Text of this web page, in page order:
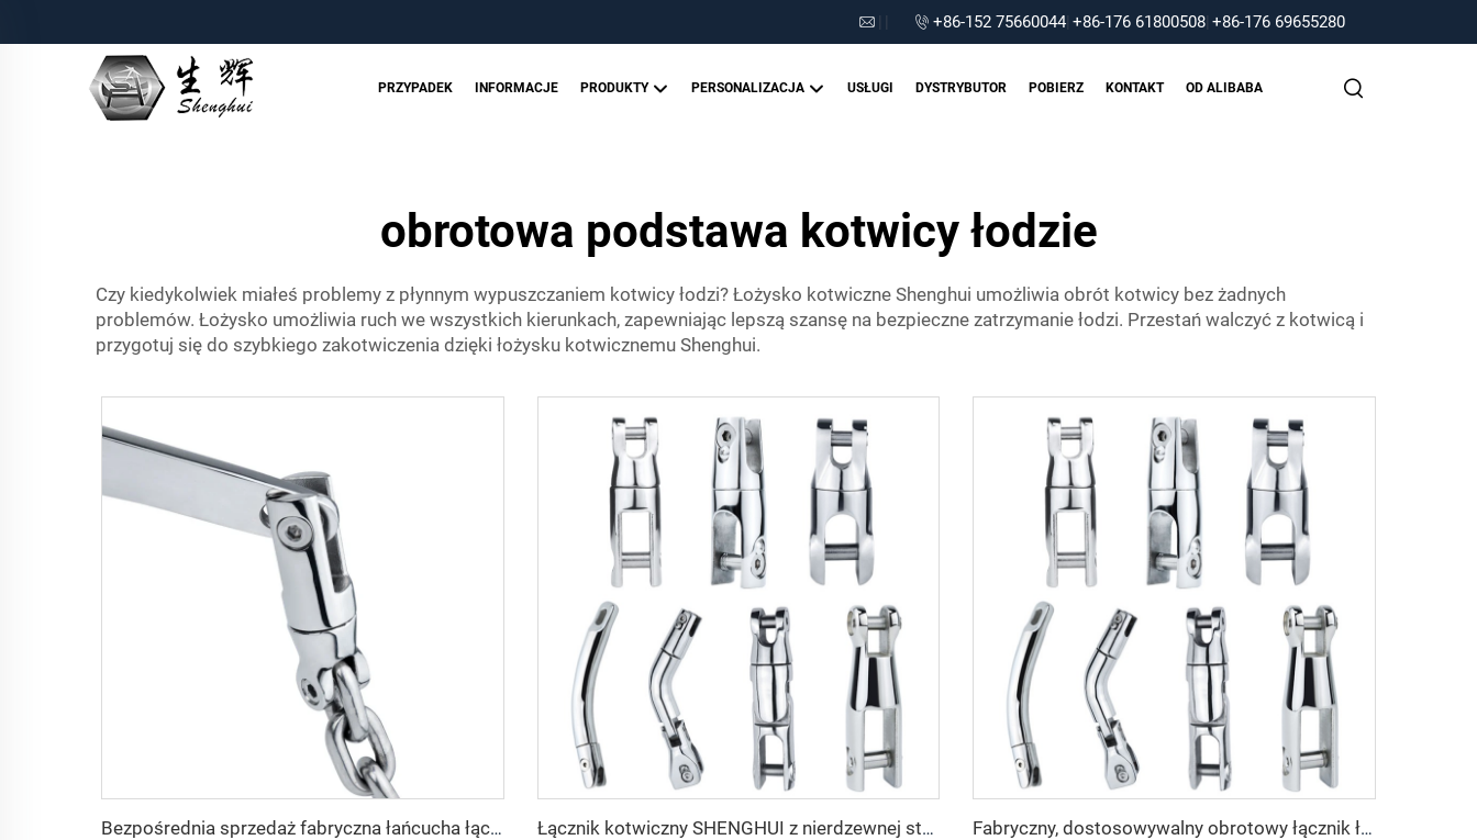
+86-152 75660044 +86-176 61800508 +86-176 69655280
PRZYPADEK INFORMACJE PRODUKTY PERSONALIZACJA USŁUGI DYSTRYBUTOR POBIERZ KONTAKT OD ALIBABA
obrotowa podstawa kotwicy łodzie
Czy kiedykolwiek miałeś problemy z płynnym wypuszczaniem kotwicy łodzi? Łożysko kotwiczne Shenghui umożliwia obrót kotwicy bez żadnych
problemów. Łożysko umożliwia ruch we wszystkich kierunkach, zapewniając lepszą szansę na bezpieczne zatrzymanie łodzi. Przestań walczyć z kotwicą i
przygotuj się do szybkiego zakotwiczenia dzięki łożysku kotwicznemu Shenghui.
Bezpośrednia sprzedaż fabryczna łańcucha łącznika kotwicowego z nierdzewnej stali 316 z podwójnym obrotem do sprzętu marynarskiego i akcesoriów dla łodzi Łącznik kotwiczny SHENGHUI z nierdzewnej stali 316 z podwójnym obrotem dla akcesoriów marynarskich na łodzie Fabryczny, dostosowywalny obrotowy łącznik łańcucha kotwicznego z nierdzewnej stali 316 do akcesoriów marynarskich